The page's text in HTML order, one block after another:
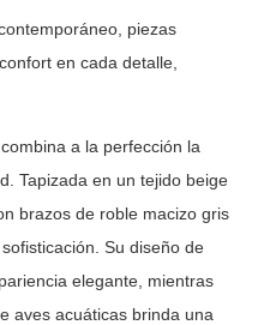
piezas
confort en cada detalle,
a la perfección la
Tapizada en un tejido beige
brazos de roble macizo gris
sofisticación. Su diseño de
elegante, mientras
aves acuáticas brinda una